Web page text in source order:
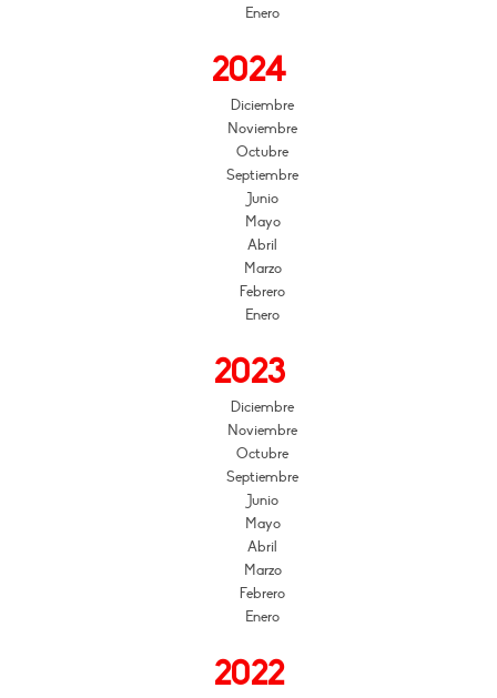
Enero
2024
Diciembre
Noviembre
Octubre
Septiembre
Junio
Mayo
Abril
Marzo
Febrero
Enero
2023
Diciembre
Noviembre
Octubre
Septiembre
Junio
Mayo
Abril
Marzo
Febrero
Enero
2022